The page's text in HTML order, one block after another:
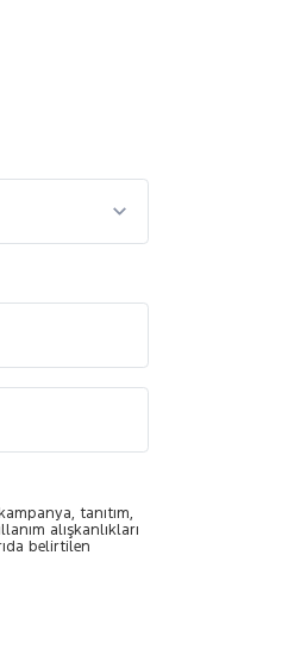
tanıtım,
alışkanlıkları
belirtilen